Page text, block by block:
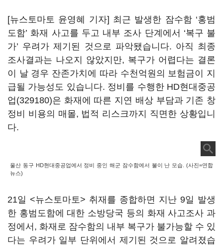
[뉴스토마토 윤영혜 기자] 최근 발생한 잠수함 ‘홍범
도함’ 화재 사고를 두고 내부 조사 단계에서 ‘복구 불
가’ 우려가 제기된 것으로 파악됐습니다. 아직 최종
조사결과는 나오지 않았지만, 복구가 어렵다는 결론
이 날 경우 잔존가치에 따라 수천억원의 보험금이 지
급될 가능성도 있습니다. 정비를 수행한 HD현대중공
업(329180)은 화재에 따른 지연 배상 부담과 기존 창
정비 비용의 매몰, 법적 리스크까지 직면한 상황입니
다.
울산 동구 HD현대중공업에서 정비 중인 해군 잠수함에서 불이 난 모습. (사진=연합
뉴스)
21일 <뉴스토마토> 취재를 종합하면 지난 9일 발생
한 홍범도함에 대한 소방당국 등의 화재 사고조사 과
정에서, 화재로 잠수함의 내부 복구가 불가능할 수 있
다는 우려가 일부 단위에서 제기된 것으로 알려졌습